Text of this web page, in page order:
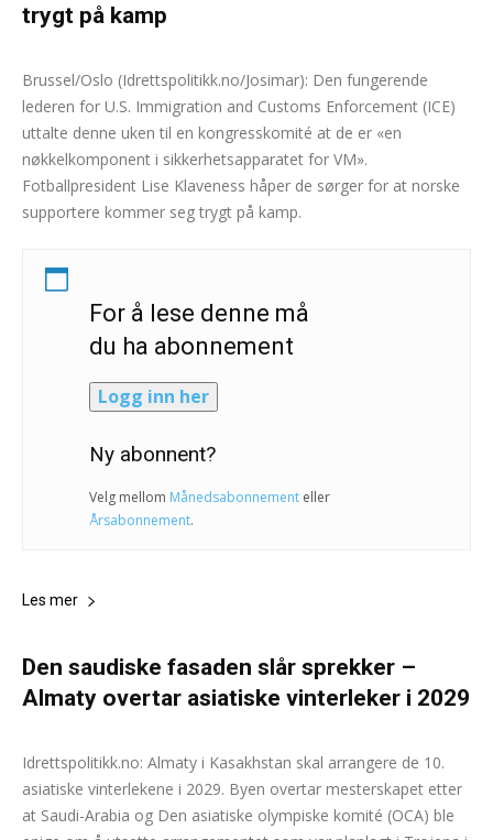
trygt på kamp
Andreas Selliaas - 16. februar 2026
Brussel/Oslo (Idrettspolitikk.no/Josimar): Den fungerende
lederen for U.S. Immigration and Customs Enforcement (ICE)
uttalte denne uken til en kongresskomité at de er «en
nøkkelkomponent i sikkerhetsapparatet for VM».
Fotballpresident Lise Klaveness håper de sørger for at norske
supportere kommer seg trygt på kamp.
For å lese denne må
du ha abonnement
Logg inn her
Ny abonnent?
Velg mellom Månedsabonnement eller
Årsabonnement.
Les mer
Den saudiske fasaden slår sprekker –
Almaty overtar asiatiske vinterleker i 2029
Andreas Selliaas - 10. februar 2026 0
Idrettspolitikk.no: Almaty i Kasakhstan skal arrangere de 10.
asiatiske vinterlekene i 2029. Byen overtar mesterskapet etter
at Saudi-Arabia og Den asiatiske olympiske komité (OCA) ble